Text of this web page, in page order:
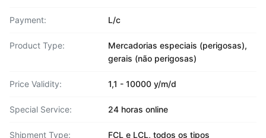
Payment: L/c
Product Type:
Mercadorias especiais (perigosas),
gerais (não perigosas)
Price Validity: 1,1 - 10000 y/m/d
Special Service: 24 horas online
Shipment Type: FCL e LCL, todos os tipos